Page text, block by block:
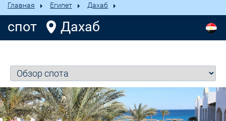
Главная Египет Дахаб
спот Дахаб